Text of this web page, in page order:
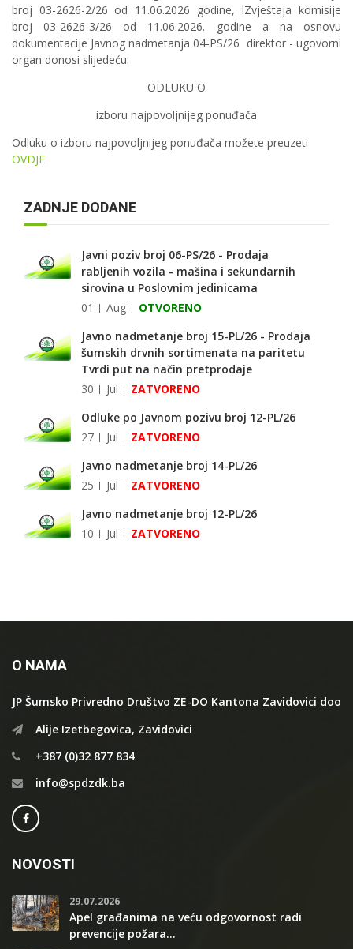
broj 03-2626-2/26 od 11.06.2026 godine, IZvještaja komisije
broj 03-2626-3/26 od 11.06.2026. godine a na osnovu
dokumentacije Javnog nadmetanja 04-PS/26 direktor - ugovorni
organ donosi slijedeću:
ODLUKU O
izboru najpovoljnijeg ponuđača
Odluku o izboru najpovoljnijeg ponuđača možete preuzeti
OVDJE
ZADNJE DODANE
Javni poziv broj 06-PS/26 - Prodaja
rabljenih vozila - mašina i sekundarnih
sirovina u Poslovnim jedinicama
01
Aug
OTVORENO
Javno nadmetanje broj 15-PL/26 - Prodaja
šumskih drvnih sortimenata na paritetu
Tvrdi put na način pretprodaje
30
Jul
ZATVORENO
Odluke po Javnom pozivu broj 12-PL/26
27
Jul
ZATVORENO
Javno nadmetanje broj 14-PL/26
25
Jul
ZATVORENO
Javno nadmetanje broj 12-PL/26
10
Jul ZATVORENO
O NAMA
JP Šumsko Privredno Društvo ZE-DO Kantona Zavidovici doo
Alije Izetbegovica, Zavidovici
+387 (0)32 877 834
info@spdzdk.ba
NOVOSTI
29.07.2026
Apel građanima na veću odgovornost radi
prevencije požara...